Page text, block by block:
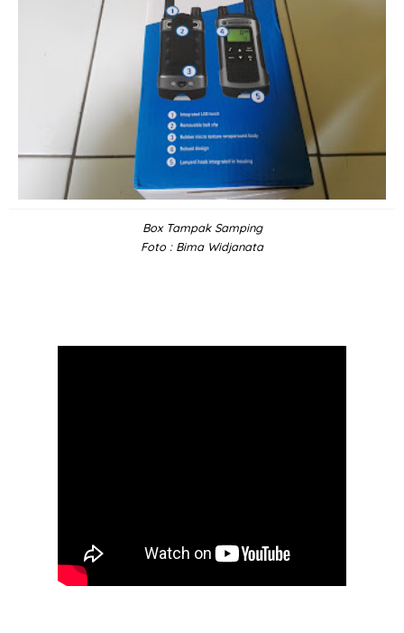
Box Tampak Samping
Foto : Bima Widjanata